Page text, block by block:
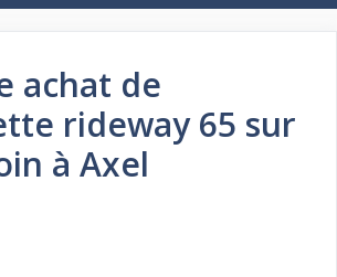
achat de
rideway 65 sur
à Axel